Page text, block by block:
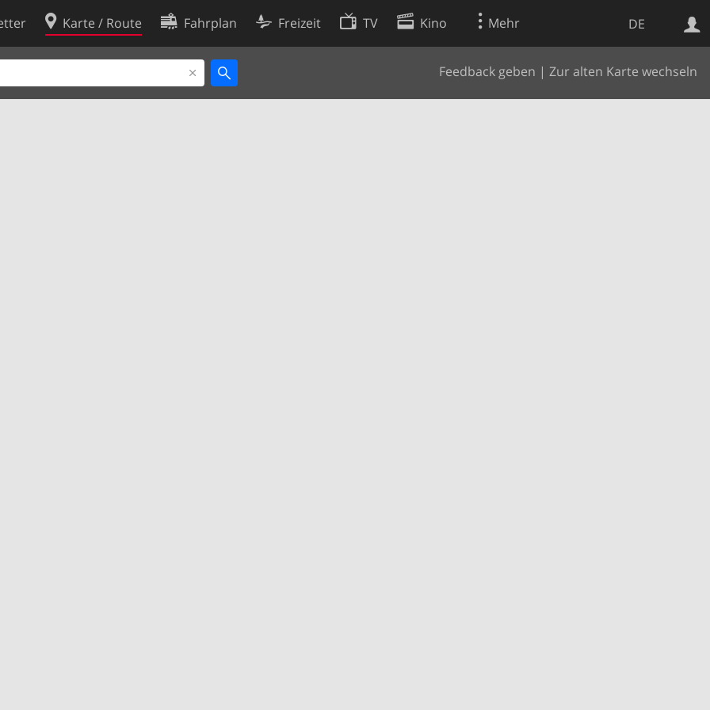
DE
Karte / Route Fahrplan Freizeit TV Kino Mehr
Feedback geben | Zur alten Karte wechseln
Websuche
Cookie-Richtlinie
Cookie-Einstellungen